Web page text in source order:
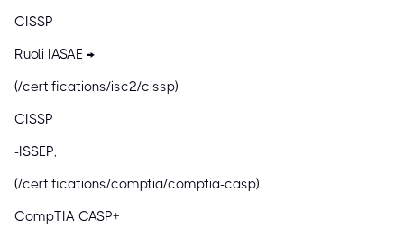
CISSP
Ruoli IASAE →
(/certifications/isc2/cissp)
CISSP
-ISSEP,
(/certifications/comptia/comptia-casp)
CompTIA CASP+